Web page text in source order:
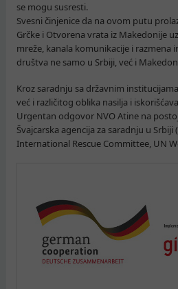
se mogu susresti.
Svesni činjenice da na ovom putu
Grčke i Otvorena vrata iz Makedonije
mreže, kanala komunikacije i
društva ne samo u Srbiji, već i
Kroz saradnju sa državnim
već i različitog oblika nasilja i
Urgentan odgovor NVO Atine na
Švajcarska agencija za saradnju u
International Rescue Committee, UN